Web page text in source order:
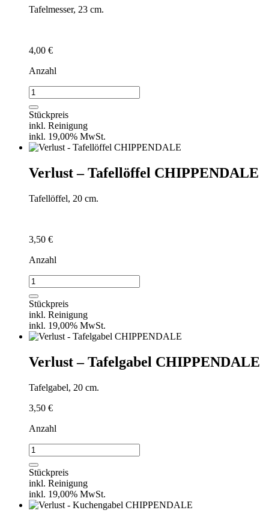
Tafelmesser, 23 cm.
4,00 €
Anzahl
Verlust
-
Tafelmesser
CHIPPENDALE
Menge
Stückpreis
inkl. Reinigung
inkl. 19,00% MwSt.
Verlust – Tafellöffel CHIPPENDALE
Tafellöffel, 20 cm.
3,50 €
Anzahl
Verlust
-
Tafellöffel
CHIPPENDALE
Menge
Stückpreis
inkl. Reinigung
inkl. 19,00% MwSt.
Verlust – Tafelgabel CHIPPENDALE
Tafelgabel, 20 cm.
3,50 €
Anzahl
Verlust
-
Tafelgabel
CHIPPENDALE
Menge
Stückpreis
inkl. Reinigung
inkl. 19,00% MwSt.